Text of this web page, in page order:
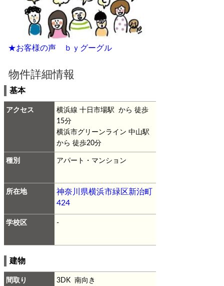
★お客様の声 ｂｙグーグル
物件詳細情報
基本
アクセス
横浜線 十日市場駅 から 徒歩
15分
横浜市グリーンライン 中山駅
から 徒歩20分
種別 アパート・マンション
所在地
神奈川県横浜市緑区新治町
424
学校区 -
建物
間取り 3DK 南向き